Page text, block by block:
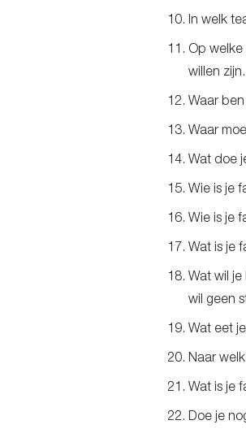
In welk
Op welke
willen zijn.
Waar
Waar
Wat doe
Wie is je
Wie is je
Wat is je
Wat wil
wil geen
Wat eet
Naar
Wat is je
Doe je